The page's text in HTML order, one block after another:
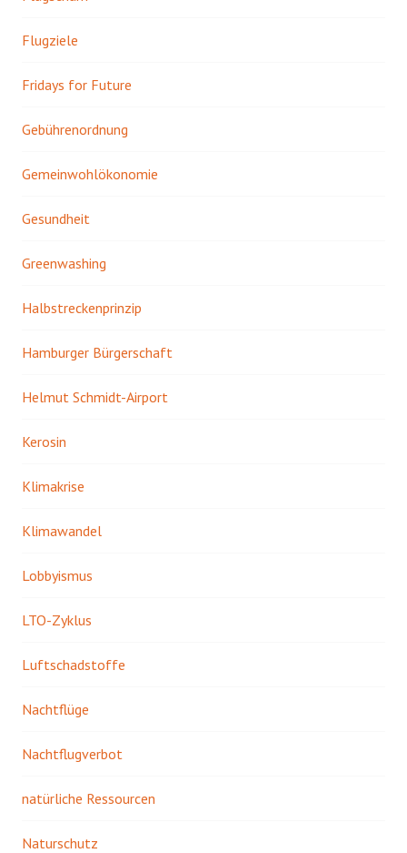
Flugziele
Fridays for Future
Gebührenordnung
Gemeinwohlökonomie
Gesundheit
Greenwashing
Halbstreckenprinzip
Hamburger Bürgerschaft
Helmut Schmidt-Airport
Kerosin
Klimakrise
Klimawandel
Lobbyismus
LTO-Zyklus
Luftschadstoffe
Nachtflüge
Nachtflugverbot
natürliche Ressourcen
Naturschutz